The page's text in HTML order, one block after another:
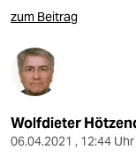
zum Beitrag
Wolfdieter
06.04.2021 , 12:44 Uhr